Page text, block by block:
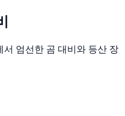
엄선한 곰 대비와 등산 장